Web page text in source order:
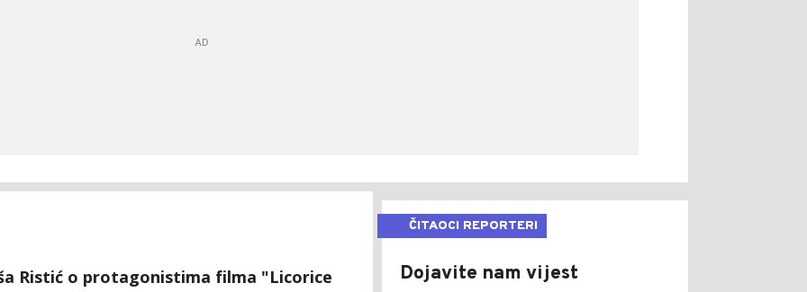
Ristić o protagonistima filma "Licorice
ČITAOCI REPORTERI
Dojavite nam vijest